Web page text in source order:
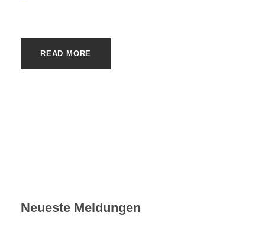
READ MORE
Neueste Meldungen